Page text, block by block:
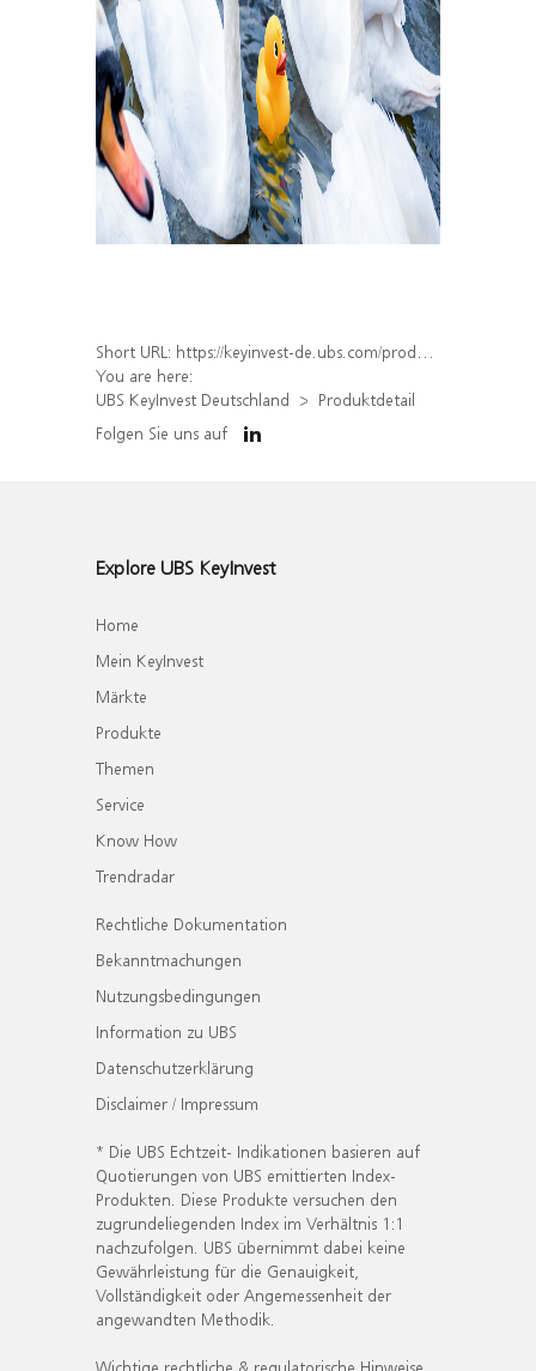
Short URL: https://keyinvest-de.ubs.com/produkt/detail/index/isin/DE000WA5B646
You are here:
UBS KeyInvest Deutschland
Produktdetail
Folgen Sie uns auf
Explore UBS KeyInvest
Home
Mein KeyInvest
Märkte
Produkte
Themen
Service
Know How
Trendradar
Rechtliche Dokumentation
Bekanntmachungen
Nutzungsbedingungen
Information zu UBS
Datenschutzerklärung
Disclaimer / Impressum
* Die UBS Echtzeit- Indikationen basieren auf
Quotierungen von UBS emittierten Index-
Produkten. Diese Produkte versuchen den
zugrundeliegenden Index im Verhältnis 1:1
nachzufolgen. UBS übernimmt dabei keine
Gewährleistung für die Genauigkeit,
Vollständigkeit oder Angemessenheit der
angewandten Methodik.